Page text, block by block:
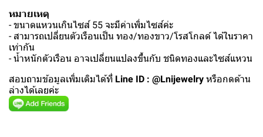
หมายเหตุ
- ขนาดแหวนเกินไซส์ 55 จะมีค่าเพิ่มไซส์ค่ะ
- สามารถเปลี่ยนตัวเรือนเป็น ทอง/ทองขาว/โรสโกลด์ ได้ในราคา
เท่ากัน
- น้ำหนักตัวเรือน อาจเปลี่ยนแปลงขึ้นกับ ชนิดทองและไซส์แหวน
สอบถามข้อมูลเพิ่มเติมได้ที่ Line ID : @Lnijewelry หรือกดด้าน
ล่างได้เลยค่ะ